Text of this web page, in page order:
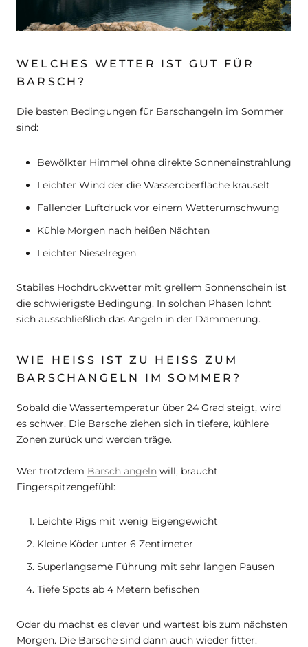
WELCHES WETTER IST GUT FÜR
BARSCH?
Die besten Bedingungen für Barschangeln im Sommer
sind:
Bewölkter Himmel ohne direkte Sonneneinstrahlung
Leichter Wind der die Wasseroberfläche kräuselt
Fallender Luftdruck vor einem Wetterumschwung
Kühle Morgen nach heißen Nächten
Leichter Nieselregen
Stabiles Hochdruckwetter mit grellem Sonnenschein ist
die schwierigste Bedingung. In solchen Phasen lohnt
sich ausschließlich das Angeln in der Dämmerung.
WIE HEISS IST ZU HEISS ZUM BA
RSCHANGELN IM SOMMER?
Sobald die Wassertemperatur über 24 Grad steigt, wird
es schwer. Die Barsche ziehen sich in tiefere, kühlere
Zonen zurück und werden träge.
Wer trotzdem Barsch angeln will, braucht
Fingerspitzengefühl:
Leichte Rigs mit wenig Eigengewicht
Kleine Köder unter 6 Zentimeter
Superlangsame Führung mit sehr langen Pausen
Tiefe Spots ab 4 Metern befischen
Oder du machst es clever und wartest bis zum nächsten
Morgen. Die Barsche sind dann auch wieder fitter.